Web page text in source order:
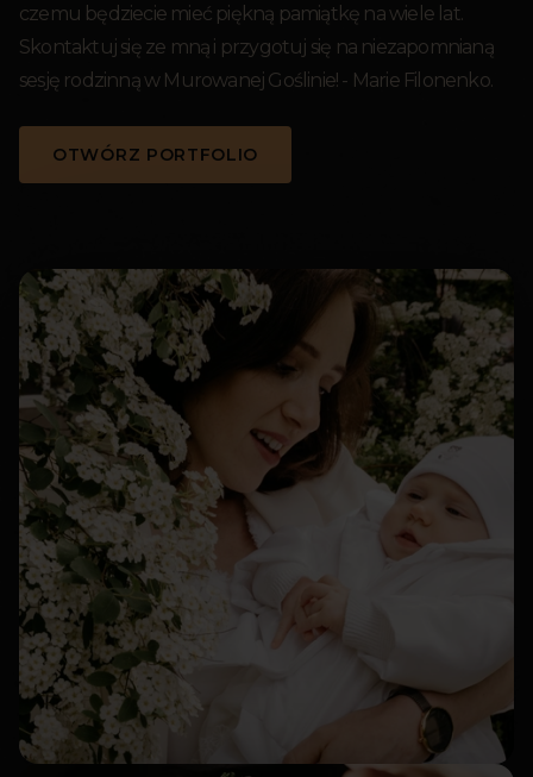
czemu będziecie mieć piękną pamiątkę na wiele lat.
Skontaktuj się ze mną i przygotuj się na niezapomnianą
sesję rodzinną w Murowanej Goślinie! - Marie Filonenko.
OTWÓRZ PORTFOLIO